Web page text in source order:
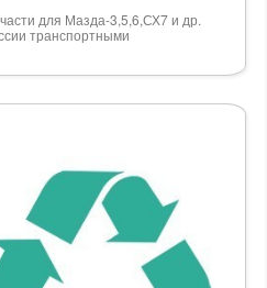
для Мазда-3,5,6,СХ7 и др.
транспортными